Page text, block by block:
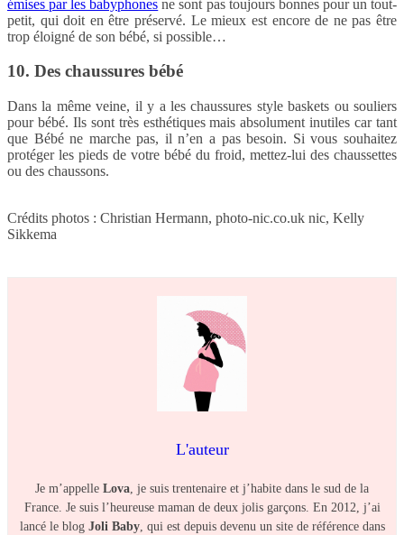
émises par les babyphones ne sont pas toujours bonnes pour un tout-
petit, qui doit en être préservé. Le mieux est encore de ne pas être
trop éloigné de son bébé, si possible…
10. Des chaussures bébé
Dans la même veine, il y a les chaussures style baskets ou souliers
pour bébé. Ils sont très esthétiques mais absolument inutiles car tant
que Bébé ne marche pas, il n’en a pas besoin. Si vous souhaitez
protéger les pieds de votre bébé du froid, mettez-lui des chaussettes
ou des chaussons.
Crédits photos : Christian Hermann, photo-nic.co.uk nic, Kelly
Sikkema
L'auteur
Je m’appelle Lova, je suis trentenaire et j’habite dans le sud de la
France. Je suis l’heureuse maman de deux jolis garçons. En 2012, j’ai
lancé le blog Joli Baby, qui est depuis devenu un site de référence dans